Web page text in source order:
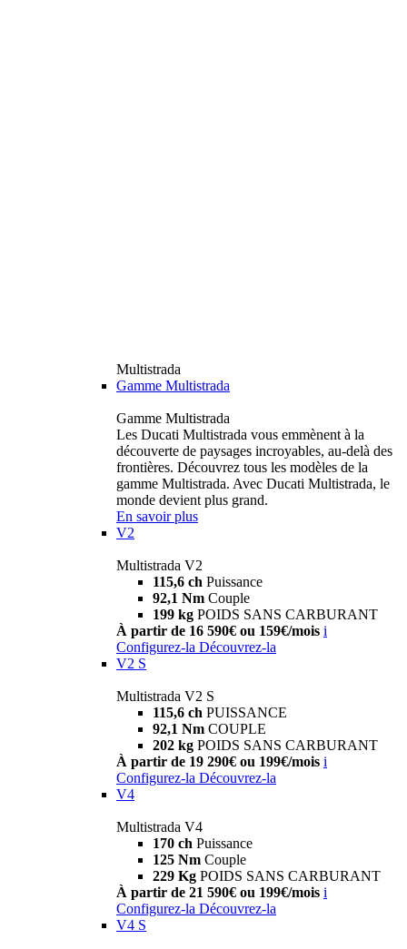
Multistrada
Gamme Multistrada
Gamme Multistrada
Les Ducati Multistrada vous emmènent à la
découverte de paysages incroyables, au-delà des
frontières. Découvrez tous les modèles de la
gamme Multistrada. Avec Ducati Multistrada, le
monde devient plus grand.
En savoir plus
V2
Multistrada V2
115,6 ch Puissance
92,1 Nm Couple
199 kg POIDS SANS CARBURANT
À partir de 16 590€ ou 159€/mois i
Configurez-la Découvrez-la
V2 S
Multistrada V2 S
115,6 ch PUISSANCE
92,1 Nm COUPLE
202 kg POIDS SANS CARBURANT
À partir de 19 290€ ou 199€/mois i
Configurez-la Découvrez-la
V4
Multistrada V4
170 ch Puissance
125 Nm Couple
229 Kg POIDS SANS CARBURANT
À partir de 21 590€ ou 199€/mois i
Configurez-la Découvrez-la
V4 S